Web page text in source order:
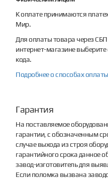
К оплате принимаются
Мир.
Для оплаты товара через
интернет-магазине
кода.
Подробнее о способах оплаты
Гарантия
На поставляемое
гарантии, с обозначенным
случае выхода из строя
гарантийного срока данное
завод-изготовитель для
Если поломка вызвана